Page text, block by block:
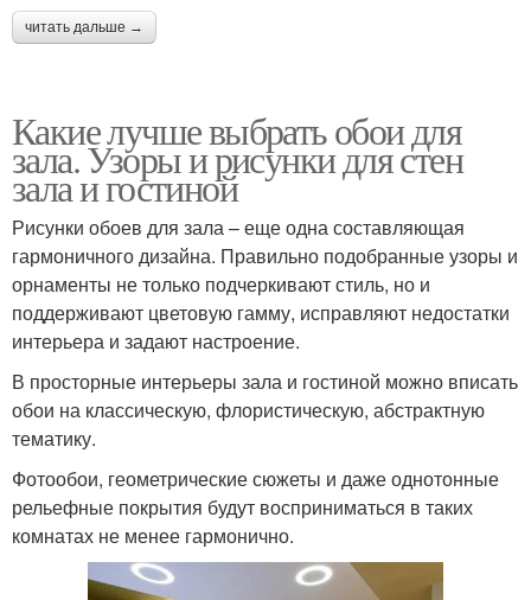
читать дальше →
Какие лучше выбрать обои для
зала. Узоры и рисунки для стен
зала и гостиной
Рисунки обоев для зала – еще одна составляющая
гармоничного дизайна. Правильно подобранные узоры и
орнаменты не только подчеркивают стиль, но и
поддерживают цветовую гамму, исправляют недостатки
интерьера и задают настроение.
В просторные интерьеры зала и гостиной можно вписать
обои на классическую, флористическую, абстрактную
тематику.
Фотообои, геометрические сюжеты и даже однотонные
рельефные покрытия будут восприниматься в таких
комнатах не менее гармонично.